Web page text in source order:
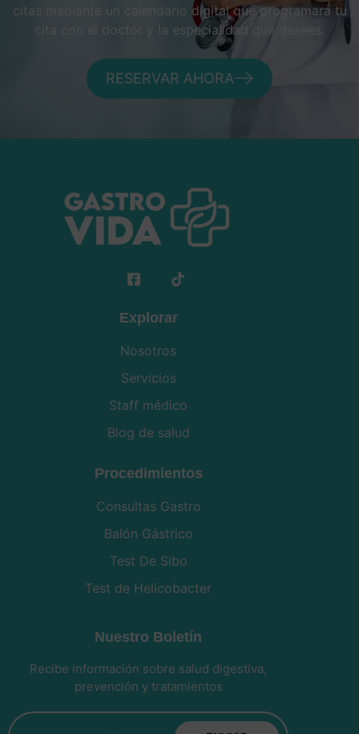
citas mediante un calendario digital que programará tu
cita con el doctor y la especialidad que desees.
RESERVAR AHORA
Explorar
Nosotros
Servicios
Staff médico
Blog de salud
Procedimientos
Consultas Gastro
Balón Gástrico
Test De Sibo
Test de Helicobacter
Nuestro Boletín
Recibe información sobre salud digestiva,
prevención y tratamientos